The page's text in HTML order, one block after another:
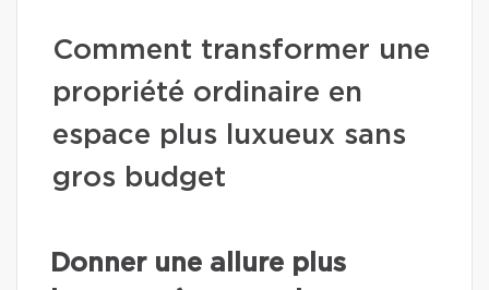
Comment transformer une
propriété ordinaire en
espace plus luxueux sans
gros budget
Donner une allure plus